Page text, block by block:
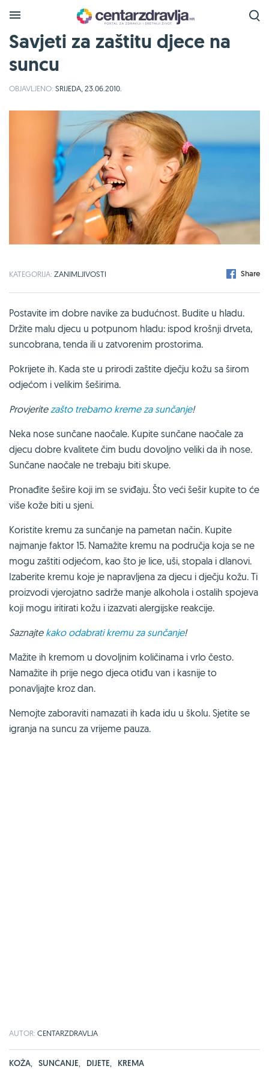
Savjeti za zaštitu djece na
suncu
OBJAVLJENO: SRIJEDA, 23.06.2010.
KATEGORIJA: ZANIMLJIVOSTI Share
Postavite im dobre navike za budućnost. Budite u hladu.
Držite malu djecu u potpunom hladu: ispod krošnji drveta,
suncobrana, tenda ili u zatvorenim prostorima.
Pokrijete ih. Kada ste u prirodi zaštite dječju kožu sa širom
odjećom i velikim šeširima.
Provjerite zašto trebamo kreme za sunčanje!
Neka nose sunčane naočale. Kupite sunčane naočale za
djecu dobre kvalitete čim budu dovoljno veliki da ih nose.
Sunčane naočale ne trebaju biti skupe.
Pronađite šešire koji im se sviđaju. Što veći šešir kupite to će
više kože biti u sjeni.
Koristite kremu za sunčanje na pametan način. Kupite
najmanje faktor 15. Namažite kremu na područja koja se ne
mogu zaštiti odjećom, kao što je lice, uši, stopala i dlanovi.
Izaberite kremu koje je napravljena za djecu i dječju kožu. Ti
proizvodi vjerojatno sadrže manje alkohola i ostalih spojeva
koji mogu iritirati kožu i izazvati alergijske reakcije.
Saznajte kako odabrati kremu za sunčanje!
Mažite ih kremom u dovoljnim količinama i vrlo često.
Namažite ih prije nego djeca otiđu van i kasnije to
ponavljajte kroz dan.
Nemojte zaboraviti namazati ih kada idu u školu. Sjetite se
igranja na suncu za vrijeme pauza.
AUTOR: CENTARZDRAVLJA
KOŽA, SUNČANJE, DIJETE, KREMA